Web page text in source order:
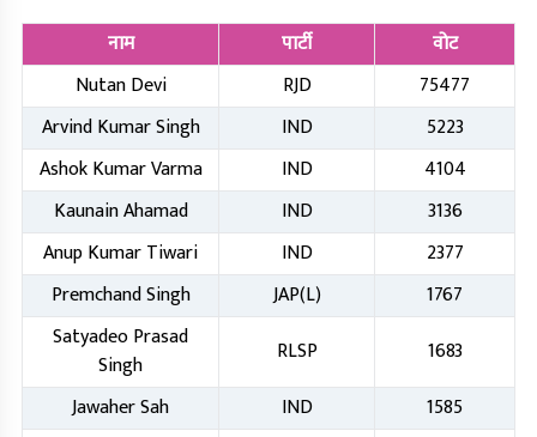
नाम पार्टी
वोट
Nutan Devi
RJD
75477
Arvind Kumar Singh
IND
5223
Ashok Kumar Varma
IND
4104
Kaunain Ahamad
IND
3136
Anup Kumar Tiwari
IND
2377
Premchand Singh
JAP(L)
1767
Satyadeo Prasad
Singh
RLSP
1683
Jawaher Sah
IND
1585